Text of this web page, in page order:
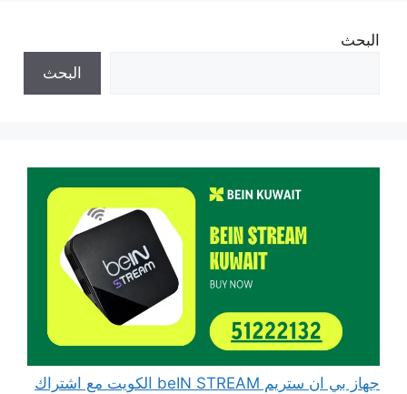
البحث
البحث
جهاز بي ان ستريم beIN STREAM الكويت مع اشتراك